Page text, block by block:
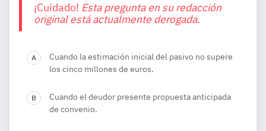
¡Cuidado! Esta pregunta en su redacción
original está actualmente derogada.
Cuando la estimación inicial del pasivo no supere
los cinco millones de euros.
Cuando el deudor presente propuesta anticipada
de convenio.